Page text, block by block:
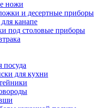
ножи
и десертные приборы
канапе
под столовые приборы
посуда
для кухни